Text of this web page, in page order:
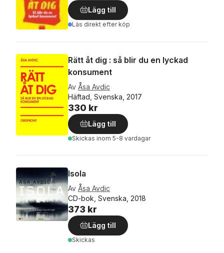
Lägg till
Läs direkt efter köp
Rätt åt dig : så blir du en lyckad
konsument
Av Åsa Avdic
Häftad, Svenska, 2017
330 kr
Lägg till
Skickas inom 5-8 vardagar
Isola
Av Åsa Avdic
CD-bok, Svenska, 2018
373 kr
Lägg till
Skickas